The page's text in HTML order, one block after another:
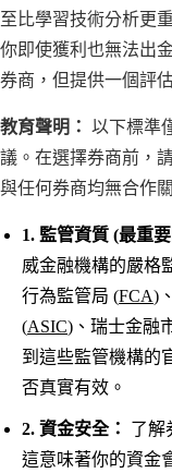
至比學習技術分析更
你即使獲利也無法出
券商，但提供一個評
教育聲明： 以下標準
議。在選擇券商前，
與任何券商均無合作
1. 監管資質 (最重
威金融機構的嚴格
行為監管局 (FCA)
(ASIC)、瑞士金融
到這些監管機構的
否真實有效。
2. 資金安全：
了解
這意味著你的資金